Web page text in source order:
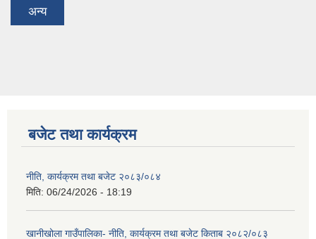
अन्य
बजेट तथा कार्यक्रम
नीति, कार्यक्रम तथा बजेट २०८३/०८४
मिति: 06/24/2026 - 18:19
खानीखोला गाउँपालिका- नीति, कार्यक्रम तथा बजेट किताब २०८२/०८३